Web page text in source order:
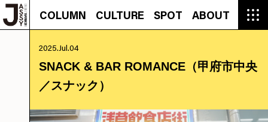
COLUMN CULTURE SPOT ABOUT
COLUMN
MONOKOTO
SNAP
TRIP
CULTURE
SPOT
ABOUT
CONTACT
OFFER
2025.Jul.04
SNACK & BAR ROMANCE（甲府市中央
／スナック）